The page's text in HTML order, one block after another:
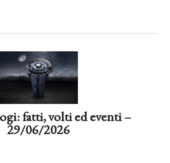
fatti, volti ed eventi –
29/06/2026